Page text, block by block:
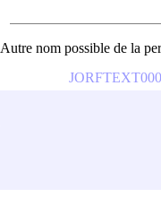
Autre nom possible de la